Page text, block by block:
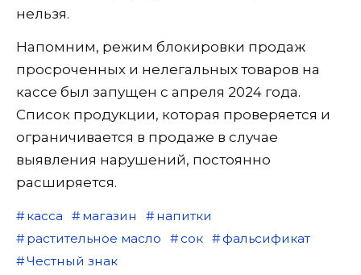
нельзя.
Напомним, режим блокировки продаж
просроченных и нелегальных товаров на
кассе был запущен с апреля 2024 года.
Список продукции, которая проверяется и
ограничивается в продаже в случае
выявления нарушений, постоянно
расширяется.
касса магазин
напитки
растительное масло
сок
фальсификат
Честный знак